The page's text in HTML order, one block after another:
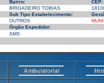
Bairro:
CEP:
BRIGADEIRO TOBIAS
Sub Tipo Estabelecimento:
OUTROS
Órgão Expedidor:
SMS